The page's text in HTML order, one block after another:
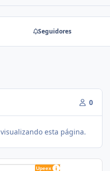
Seguidores
0
esta página.